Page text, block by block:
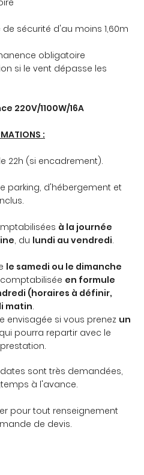
UNE
02 48 24 76
sécurité d'au moins 1,60m
obligatoire
si le vent dépasse les
220V/1100W/16A
:
22h (si encadrement).
parking, d'hébergement et
à la journée
, du lundi au vendredi.
le samedi ou le dimanche
en formule
(horaires à définir,
matin.
envisagée si vous prenez un
pourra repartir avec le
sont très demandées,
à l'avance.
pour tout renseignement
de devis.